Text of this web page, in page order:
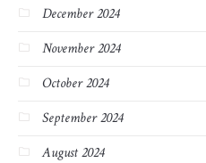
December 2024
November 2024
October 2024
September 2024
August 2024